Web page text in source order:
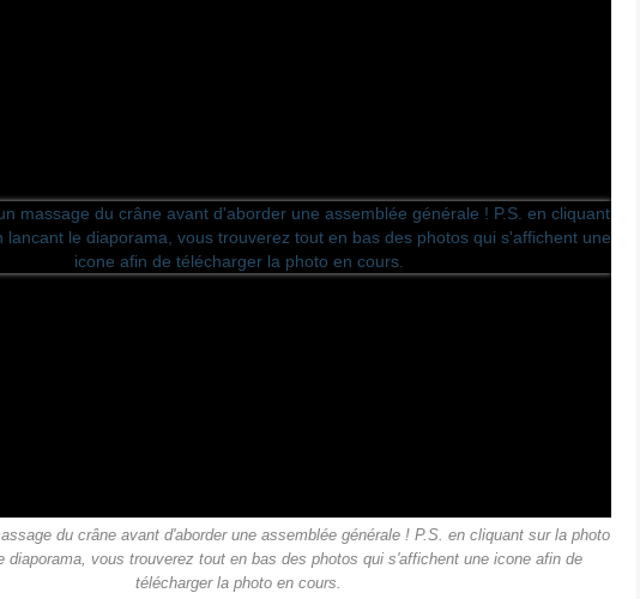
du crâne avant d'aborder une assemblée générale ! P.S. en cliquant sur la photo
diaporama, vous trouverez tout en bas des photos qui s'affichent une icone afin de
télécharger la photo en cours.